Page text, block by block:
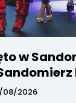
w
08/2026